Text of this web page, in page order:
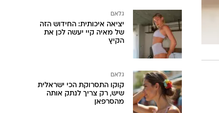
גלאם
יציאה איכותית: החידוש הזה
של מאיה קיי יעשה לכן את
הקיץ
גלאם
קוקו התסרוקת הכי ישראלית
שיש, רק צריך לנתק אותה
מהסרפאן